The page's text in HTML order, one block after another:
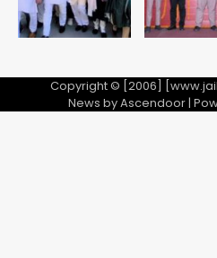
Copyright © [2006]
News byAscendoor|